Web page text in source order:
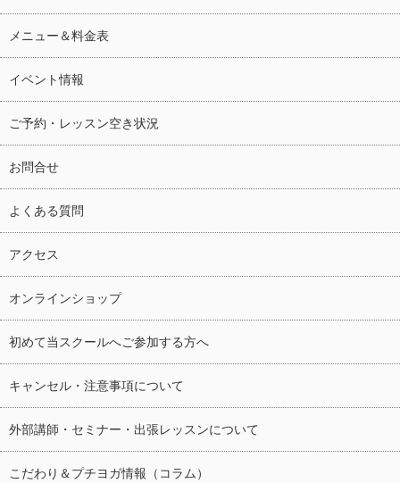
メニュー＆料金表
イベント情報
ご予約・レッスン空き状況
お問合せ
よくある質問
アクセス
オンラインショップ
初めて当スクールへご参加する方へ
キャンセル・注意事項について
外部講師・セミナー・出張レッスンについて
こだわり＆プチヨガ情報（コラム）